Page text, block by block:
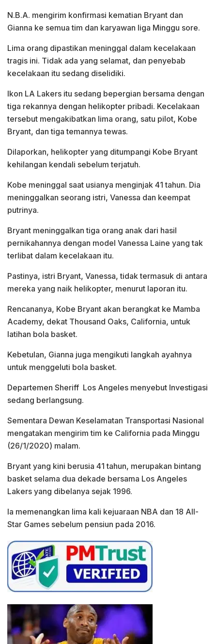
N.B.A. mengirim konfirmasi kematian Bryant dan
Gianna ke semua tim dan karyawan liga Minggu sore.
Lima orang dipastikan meninggal dalam kecelakaan
tragis ini. Tidak ada yang selamat, dan penyebab
kecelakaan itu sedang diselidiki.
Ikon LA Lakers itu sedang bepergian bersama dengan
tiga rekannya dengan helikopter pribadi. Kecelakaan
tersebut mengakibatkan lima orang, satu pilot, Kobe
Bryant, dan tiga temannya tewas.
Dilaporkan, helikopter yang ditumpangi Kobe Bryant
kehilangan kendali sebelum terjatuh.
Kobe meninggal saat usianya menginjak 41 tahun. Dia
meninggalkan seorang istri, Vanessa dan keempat
putrinya.
Bryant meninggalkan tiga orang anak dari hasil
pernikahannya dengan model Vanessa Laine yang tak
terlibat dalam kecelakaan itu.
Pastinya, istri Bryant, Vanessa, tidak termasuk di antara
mereka yang naik helikopter, menurut laporan itu.
Rencananya, Kobe Bryant akan berangkat ke Mamba
Academy, dekat Thousand Oaks, California, untuk
latihan bola basket.
Kebetulan, Gianna juga mengikuti langkah ayahnya
untuk menggeluti bola basket.
Departemen Sheriff Los Angeles menyebut Investigasi
sedang berlangsung.
Sementara Dewan Keselamatan Transportasi Nasional
mengatakan mengirim tim ke California pada Minggu
(26/1/2020) malam.
Bryant yang kini berusia 41 tahun, merupakan bintang
basket selama dua dekade bersama Los Angeles
Lakers yang dibelanya sejak 1996.
Ia memenangkan lima kali kejuaraan NBA dan 18 All-
Star Games sebelum pensiun pada 2016.